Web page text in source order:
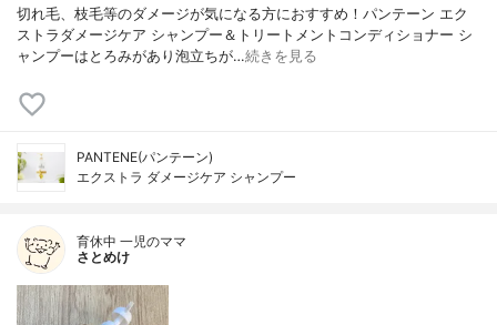
切れ毛、枝毛等のダメージが気になる方におすすめ！パンテーン エク
ストラダメージケア シャンプー＆トリートメントコンディショナー シ
ャンプーはとろみがあり泡立ちが…続きを見る
PANTENE(パンテーン)
エクストラ ダメージケア シャンプー
育休中 一児のママ
さとめけ